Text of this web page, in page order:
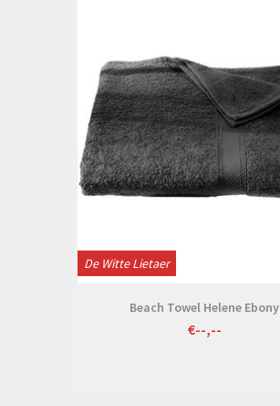
De Witte Lietaer
Beach Towel Helene Ebony
€--,--